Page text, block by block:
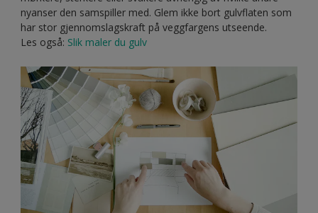
nyanser den samspiller med. Glem ikke bort gulvflaten som
har stor gjennomslagskraft på veggfargens utseende.
Les også: Slik maler du gulv